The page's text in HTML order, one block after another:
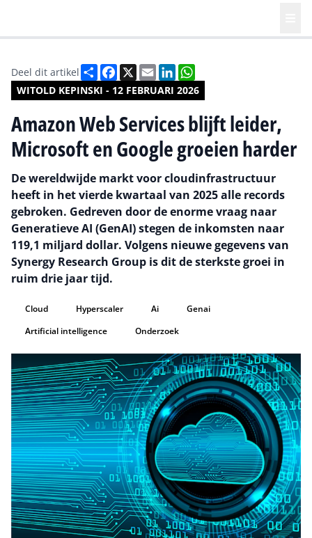
WITOLD KEPINSKI - 12 FEBRUARI 2026
Deel dit artikel DeelFacebook
X EmailLinkedIn
Amazon Web Services blijft leider,
Microsoft en Google groeien harder
De wereldwijde markt voor cloudinfrastructuur
heeft in het vierde kwartaal van 2025 alle records
gebroken. Gedreven door de enorme vraag naar
Generatieve AI (GenAI) stegen de inkomsten naar
119,1 miljard dollar. Volgens nieuwe gegevens van
Synergy Research Group is dit de sterkste groei in
ruim drie jaar tijd.
Cloud Hyperscaler Ai
Genai
Artificial intelligence
Onderzoek